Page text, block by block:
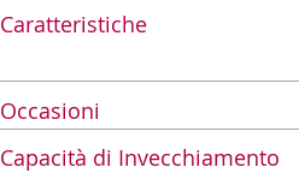
Caratteristiche
Capacità di Invecchiamento
Occasioni